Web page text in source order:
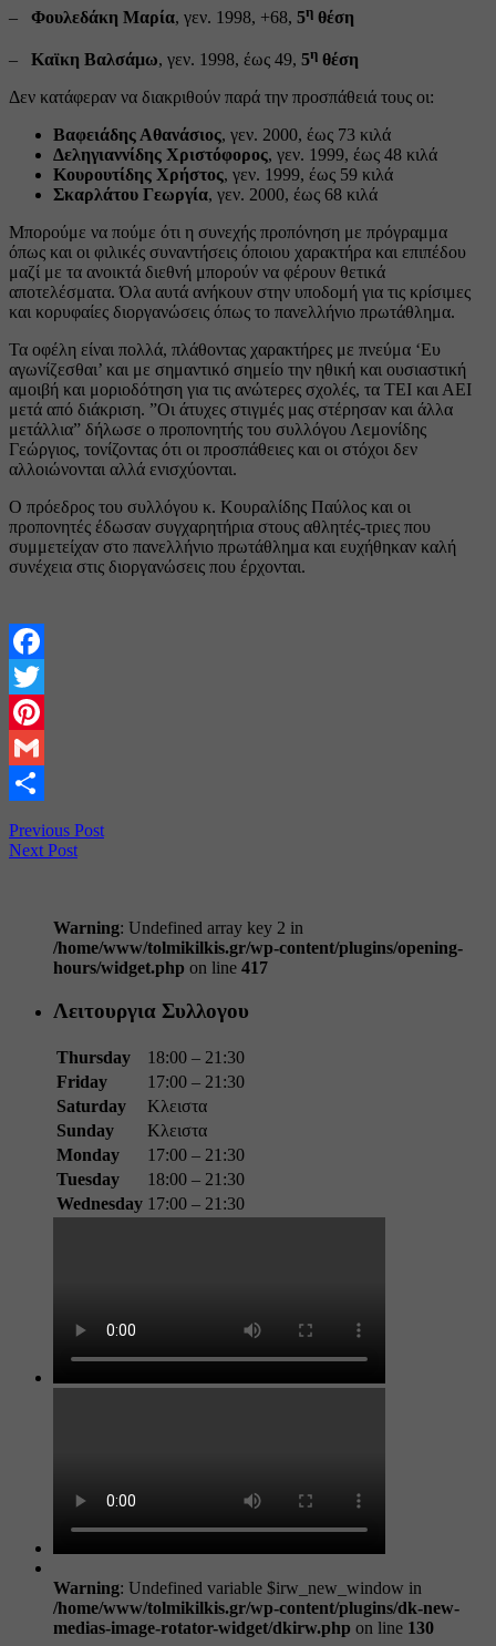
– Φουλεδάκη Μαρία, γεν. 1998, +68, 5η θέση
– Καϊκη Βαλσάμω, γεν. 1998, έως 49, 5η θέση
Δεν κατάφεραν να διακριθούν παρά την προσπάθειά τους οι:
Βαφειάδης Αθανάσιος, γεν. 2000, έως 73 κιλά
Δεληγιαννίδης Χριστόφορος, γεν. 1999, έως 48 κιλά
Κουρουτίδης Χρήστος, γεν. 1999, έως 59 κιλά
Σκαρλάτου Γεωργία, γεν. 2000, έως 68 κιλά
Μπορούμε να πούμε ότι η συνεχής προπόνηση με πρόγραμμα
όπως και οι φιλικές συναντήσεις όποιου χαρακτήρα και επιπέδου
μαζί με τα ανοικτά διεθνή μπορούν να φέρουν θετικά
αποτελέσματα. Όλα αυτά ανήκουν στην υποδομή για τις κρίσιμες
και κορυφαίες διοργανώσεις όπως το πανελλήνιο πρωτάθλημα.
Τα οφέλη είναι πολλά, πλάθοντας χαρακτήρες με πνεύμα ‘Ευ
αγωνίζεσθαι’ και με σημαντικό σημείο την ηθική και ουσιαστική
αμοιβή και μοριοδότηση για τις ανώτερες σχολές, τα ΤΕΙ και ΑΕΙ
μετά από διάκριση. ”Οι άτυχες στιγμές μας στέρησαν και άλλα
μετάλλια” δήλωσε ο προπονητής του συλλόγου Λεμονίδης
Γεώργιος, τονίζοντας ότι οι προσπάθειες και οι στόχοι δεν
αλλοιώνονται αλλά ενισχύονται.
Ο πρόεδρος του συλλόγου κ. Κουραλίδης Παύλος και οι
προπονητές έδωσαν συγχαρητήρια στους αθλητές-τριες που
συμμετείχαν στο πανελλήνιο πρωτάθλημα και ευχήθηκαν καλή
συνέχεια στις διοργανώσεις που έρχονται.
Facebook
Twitter
Pinterest
Gmail
Previous Post
Next Post
Warning: Undefined array key 2 in
/home/www/tolmikilkis.gr/wp-content/plugins/opening-
hours/widget.php on line 417
Λειτουργια Συλλογου
Thursday
18:00 – 21:30
Friday
17:00 – 21:30
Saturday
Κλειστα
Sunday
Κλειστα
Monday
17:00 – 21:30
Tuesday
18:00 – 21:30
Wednesday 17:00 – 21:30
Warning: Undefined variable $irw_new_window in
/home/www/tolmikilkis.gr/wp-content/plugins/dk-new-
medias-image-rotator-widget/dkirw.php on line 130